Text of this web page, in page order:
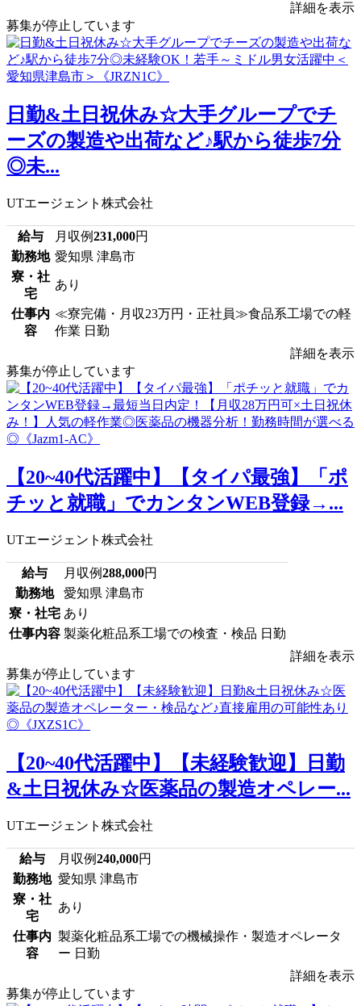
詳細を表示
募集が停止しています
日勤&土日祝休み☆大手グループでチ
ーズの製造や出荷など♪駅から徒歩7分
◎未...
UTエージェント株式会社
給与 月収例231,000円
勤務地 愛知県 津島市
寮・社
宅
あり
仕事内
容
≪寮完備・月収23万円・正社員≫食品系工場での軽
作業 日勤
詳細を表示
募集が停止しています
【20~40代活躍中】【タイパ最強】「ポ
チッと就職」でカンタンWEB登録→...
UTエージェント株式会社
給与 月収例288,000円
勤務地
愛知県 津島市
寮・社宅 あり
仕事内容 製薬化粧品系工場での検査・検品 日勤
詳細を表示
募集が停止しています
【20~40代活躍中】【未経験歓迎】日勤
&土日祝休み☆医薬品の製造オペレー...
UTエージェント株式会社
給与 月収例240,000円
勤務地 愛知県 津島市
寮・社
宅
あり
仕事内
容
製薬化粧品系工場での機械操作・製造オペレータ
ー 日勤
詳細を表示
募集が停止しています